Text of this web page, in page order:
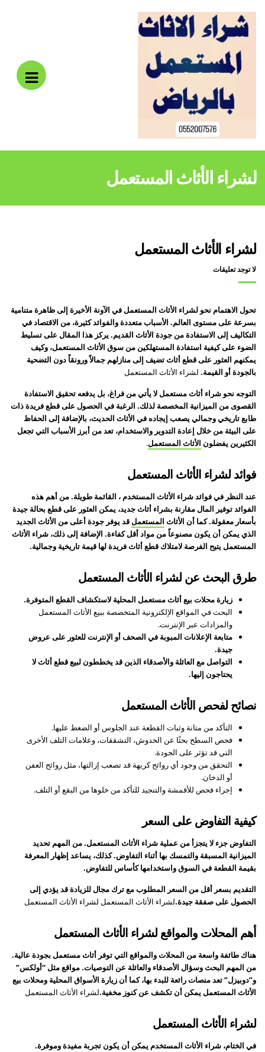
لشراء الأثاث المستعمل
لشراء الأثاث المستعمل
لا توجد تعليقات
تحول الاهتمام نحو لشراء الأثاث المستعمل في الآونة الأخيرة إلى ظاهرة متنامية
بسرعة على مستوى العالم. الأسباب متعددة والفوائد كثيرة، من الاقتصاد في
التكاليف إلى الاستفادة من جودة الأثاث القديم. يركز هذا المقال على تسليط
الضوء على كيفية استفادة المستهلكين من سوق الأثاث المستعمل، وكيف
يمكنهم العثور على قطع أثاث تضيف إلى منازلهم جمالاً ورونقاً دون التضحية
بالجودة أو القيمة. لشراء الأثاث المستعمل
التوجه نحو شراء أثاث مستعمل لا يأتي من فراغ، بل يدفعه تحقيق الاستفادة
القصوى من الميزانية المخصصة لذلك. الرغبة في الحصول على قطع فريدة ذات
طابع تاريخي وجمالي يصعب إيجاده في الأثاث الحديث، بالإضافة إلى الحفاظ
على البيئة من خلال إعادة التدوير والاستخدام، تعد من أبرز الأسباب التي تجعل
الكثيرين يفضلون الأثاث المستعمل.
فوائد لشراء الأثاث المستعمل
عند النظر في فوائد شراء الأثاث المستخدم ، القائمة طويلة. من أهم هذه
الفوائد توفير المال مقارنة بشراء أثاث جديد، يمكن العثور على قطع بحالة جيدة
بأسعار معقولة. كما أن الأثاث المستعمل قد يوفر جودة أعلى من الأثاث الجديد
الذي يمكن أن يكون مصنوعاً من مواد أقل كفاءة. الإضافة إلى ذلك، شراء الأثاث
المستعمل يتيح الفرصة لامتلاك قطع أثاث فريدة لها قيمة تاريخية وجمالية.
طرق البحث عن لشراء الأثاث المستعمل
زيارة محلات بيع أثاث مستعمل المحلية لاستكشاف القطع المتوفرة.
البحث في المواقع الإلكترونية المتخصصة ببيع الأثاث المستعمل
والمزادات عبر الإنترنت.
متابعة الإعلانات المبوبة في الصحف أو الإنترنت للعثور على عروض
جيدة.
التواصل مع العائلة والأصدقاء الذين قد يخططون لبيع قطع أثاث لا
يحتاجون إليها.
نصائح لفحص الأثاث المستعمل
التأكد من متانة وثبات القطعة عند الجلوس أو الضغط عليها.
فحص السطح بحثًا عن الخدوش، التشققات، وعلامات التلف الأخرى
التي قد تؤثر على الجودة.
التحقق من وجود أي روائح كريهة قد تصعب إزالتها، مثل روائح العفن
أو الدخان.
إجراء فحص للأقمشة والتنجيد للتأكد من خلوها من البقع أو التلف.
كيفية التفاوض على السعر
التفاوض جزء لا يتجزأ من عملية شراء الأثاث المستعمل. من المهم تحديد
الميزانية المسبقة والتمسك بها أثناء التفاوض. كذلك، يساعد إظهار المعرفة
بقيمة القطعة في السوق واستخدامها كأساس للتفاوض.
التقديم بسعر أقل من السعر المطلوب مع ترك مجال للزيادة قد يؤدي إلى
الحصول على صفقة جيدة.لشراء الأثاث المستعمل لشراء الأثاث المستعمل
أهم المحلات والمواقع لشراء الأثاث المستعمل
هناك طائفة واسعة من المحلات والمواقع التي توفر أثاث مستعمل بجودة عالية.
من المهم البحث وسؤال الأصدقاء والعائلة عن التوصيات. مواقع مثل “أولكس”
و”دوبيزل” تعد منصات رائعة للبدء بها، كما أن زيارة الأسواق المحلية ومحلات بيع
الأثاث المستعمل يمكن أن تكشف عن كنوز مخفية.لشراء الأثاث المستعمل
لشراء الأثاث المستعمل
في الختام، شراء الأثاث المستخدم يمكن أن يكون تجربة مفيدة وموفرة.